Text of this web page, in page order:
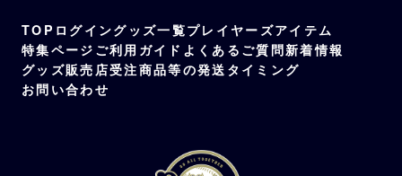
TOP ログイングッズ一覧プレイヤーズアイテム
特集ページ ご利用ガイド よくあるご質問新着情報
グッズ販売店受注商品等の発送タイミング
お問い合わせ